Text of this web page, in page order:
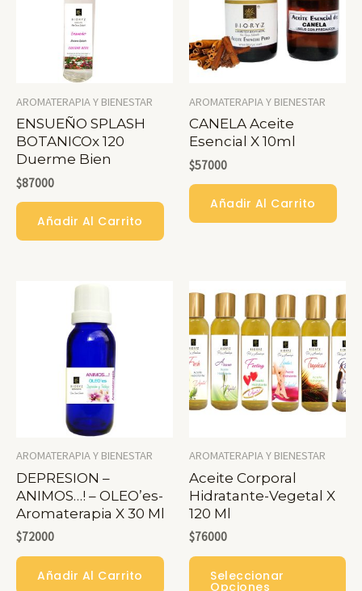
AROMATERAPIA Y BIENESTAR
ENSUEÑO SPLASH
BOTANICOx 120
Duerme Bien
$87000
Añadir Al Carrito
AROMATERAPIA Y BIENESTAR
CANELA Aceite
Esencial X 10ml
$57000
Añadir Al Carrito
AROMATERAPIA Y BIENESTAR
DEPRESION –
ANIMOS…! – OLEO’es-
Aromaterapia X 30 Ml
$72000
Añadir Al Carrito
AROMATERAPIA Y BIENESTAR
Aceite Corporal
Hidratante-Vegetal X
120 Ml
$76000
Seleccionar
Opciones